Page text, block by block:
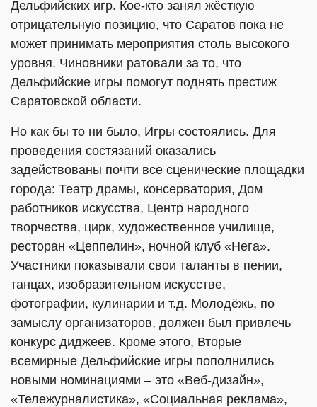
Дельфийских игр. Кое-кто занял жёсткую
отрицательную позицию, что Саратов пока не
может принимать мероприятия столь высокого
уровня. Чиновники ратовали за то, что
Дельфийские игры помогут поднять престиж
Саратовской области.
Но как бы то ни было, Игры состоялись. Для
проведения состязаний оказались
задействованы почти все сценические площадки
города: Театр драмы, консерватория, Дом
работников искусства, Центр народного
творчества, цирк, художественное училище,
ресторан «Цеппелин», ночной клуб «Нега».
Участники показывали свои таланты в пении,
танцах, изобразительном искусстве,
фотографии, кулинарии и т.д. Молодёжь, по
замыслу организаторов, должен был привлечь
конкурс диджеев. Кроме этого, Вторые
всемирные Дельфийские игры пополнились
новыми номинациями – это «Веб-дизайн»,
«Тележурналистика», «Социальная реклама»,